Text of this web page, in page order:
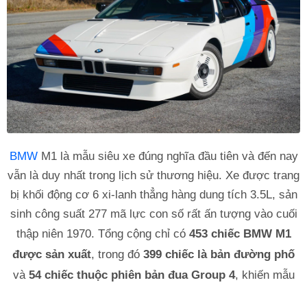
BMW M1 là mẫu siêu xe đúng nghĩa đầu tiên và đến nay
vẫn là duy nhất trong lịch sử thương hiệu. Xe được trang
bị khối động cơ 6 xi-lanh thẳng hàng dung tích 3.5L, sản
sinh công suất 277 mã lực con số rất ấn tượng vào cuối
thập niên 1970. Tổng cộng chỉ có 453 chiếc BMW M1
được sản xuất, trong đó 399 chiếc là bản đường phố
và 54 chiếc thuộc phiên bản đua Group 4, khiến mẫu